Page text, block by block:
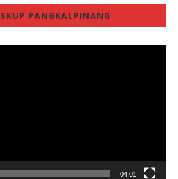
PANGKALPINANG
04:01